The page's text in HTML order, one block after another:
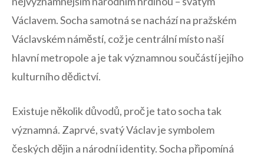
Václavem. ⁣Socha samotná se nachází na pražském
Václavském náměstí, což je centrální místo naší
⁤hlavní metropole ⁢a ⁣je⁤ tak významnou součástí jejího
kulturního ⁢dědictví.
Existuje ⁣několik⁢ důvodů, proč⁢ je⁢ tato socha tak⁢
významná. Zaprvé, svatý Václav‌ je ‌symbolem
českých​ dějin⁢ a národní identity. Socha připomíná